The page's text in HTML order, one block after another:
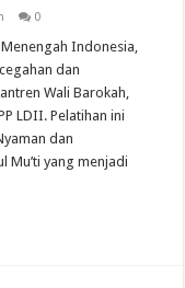
0
Indonesia,
dan
Wali Barokah,
LDII. Pelatihan ini
dan
Mu’ti yang menjadi